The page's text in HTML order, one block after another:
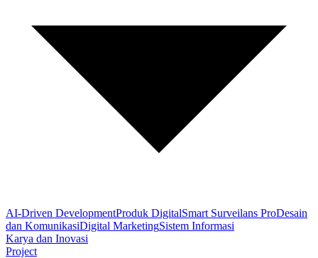
AI-Driven DevelopmentProduk DigitalSmart Surveilans ProDesain
dan KomunikasiDigital MarketingSistem Informasi
Karya dan Inovasi
Project